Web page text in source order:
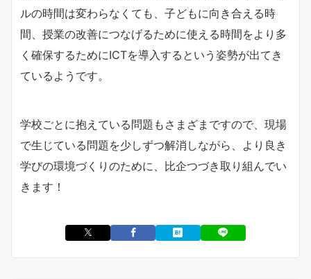
ルの時間は変わらなくても、子どもに向き合える時
間、授業の改善につなげるために使える時間をより多
く確保するためにICTを導入するという姿勢が出てき
ているようです。
学校ごとに抱えている問題もさまざまですので、現場
で生じている問題を少しずつ解消しながら、より良き
学びの環境づくりのために、比企つづき取り組んでい
きます！